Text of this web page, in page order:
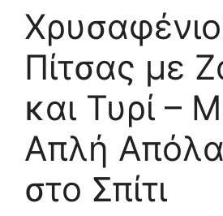
Πίτσας με
και Τυρί –
Απλή
στο Σπίτι